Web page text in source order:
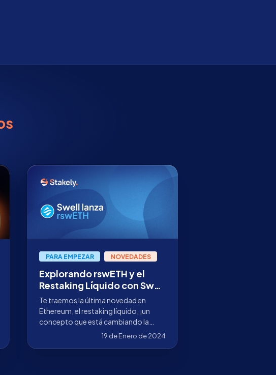
PARA EMPEZAR NOVEDADES
Explorando rswETH y el
Restaking Líquido con Swell
Network
Te traemos la última novedad en
Ethereum, el restaking líquido, ¡un
concepto que está cambiando la
forma en que interactuamos con
19 de Enero de 2024